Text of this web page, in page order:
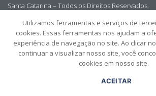
Santa Catarina – Todos os Direitos Reservados.
Utilizamos ferramentas e serviços de
cookies. Essas ferramentas nos ajudam a
experiência de navegação no site. Ao clicar
continuar a visualizar nosso site, você
cookies em nosso site.
ACEITAR